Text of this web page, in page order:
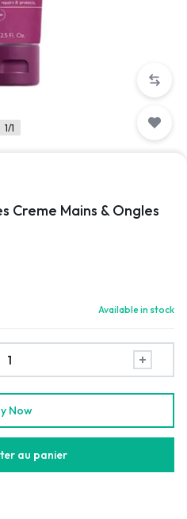
1/1
Creme Mains & Ongles
Available in stock
au panier
Now